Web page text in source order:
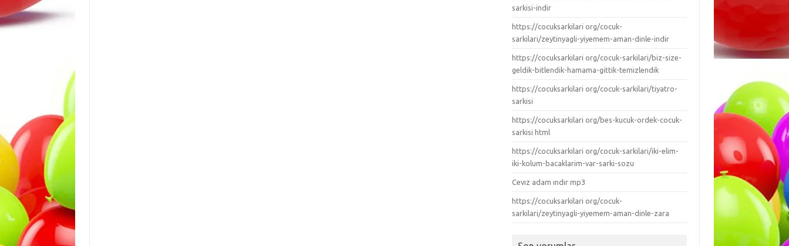
sarkisi-indir
https://cocuksarkilari org/cocuk-
sarkilari/zeytinyagli-yiyemem-aman-dinle-indir
https://cocuksarkilari org/cocuk-sarkilari/biz-size-
geldik-bitlendik-hamama-gittik-temizlendik
https://cocuksarkilari org/cocuk-sarkilari/tiyatro-
sarkisi
https://cocuksarkilari org/bes-kucuk-ordek-cocuk-
sarkisi html
https://cocuksarkilari org/cocuk-sarkilari/iki-elim-
iki-kolum-bacaklarim-var-sarki-sozu
Cevız adam ındır mp3
https://cocuksarkilari org/cocuk-
sarkilari/zeytinyagli-yiyemem-aman-dinle-zara